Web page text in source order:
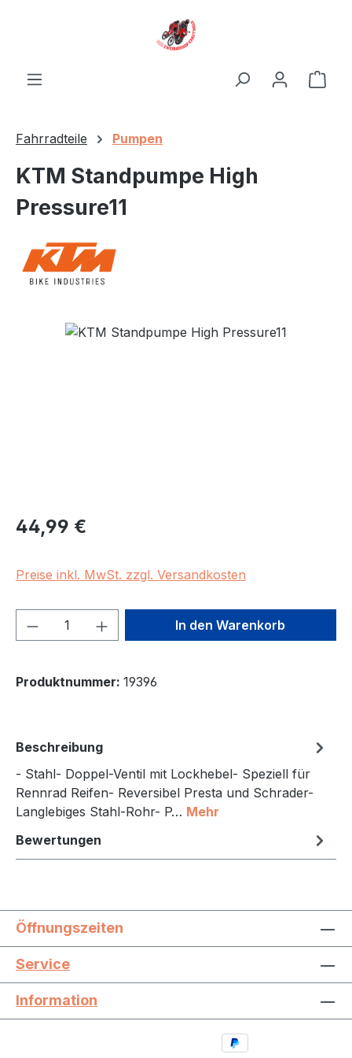
Fahrradteile Pumpen
KTM Standpumpe High
Pressure11
Bildergalerie überspringen
Regulärer Preis:
44,99 €
Preise inkl. MwSt. zzgl. Versandkosten
Produkt Anzahl: Gib denIn den Warenkorb
Produktnummer: 19396
Beschreibung
- Stahl- Doppel-Ventil mit Lockhebel- Speziell für
Rennrad Reifen- Reversibel Presta und Schrader-
Langlebiges Stahl-Rohr- P… Mehr
Bewertungen
Öffnungszeiten
Service
Information